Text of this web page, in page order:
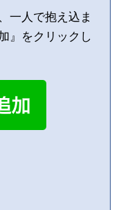
一人で抱え込ま
』をクリックし